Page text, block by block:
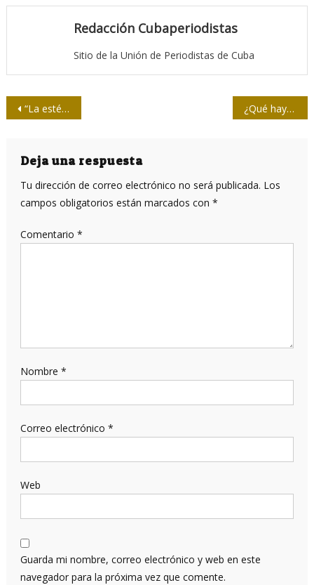
Redacción Cubaperiodistas
Sitio de la Unión de Periodistas de Cuba
Navegación
entradas
“La estética política hay que cambiarla por la politización de la estética” ¿Qué hay detrás de la censura de Twitter a Rusia?
Deja una respuesta
Tu dirección de correo electrónico no será publicada. Los
campos obligatorios están marcados con *
Comentario *
Nombre *
Correo electrónico *
Web
Guarda mi nombre, correo electrónico y web en este
navegador para la próxima vez que comente.